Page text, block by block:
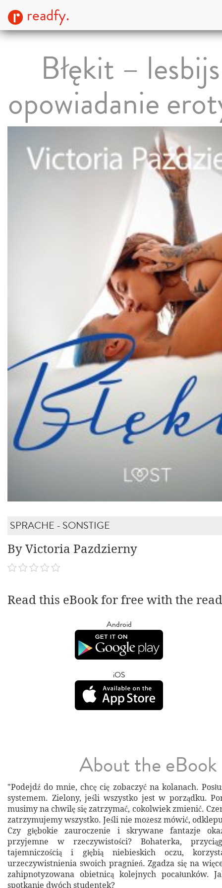
readfy.
Błękit –
opowiadanie
SPRACHE - SONSTIGE
By Victoria Pazdzierny
Read this eBook for free with the
Android
iOS
About the eBook
"Podejdź do mnie, chcę cię zobaczyć na kolanach.
systemem. Zielony, jeśli wszystko jest w porządku.
musimy na chwilę się zatrzymać, cokolwiek zmienić.
zatrzymujemy wszystko. Jeśli nie możesz mówić,
Czy głębokie zauroczenie i skrywane fantazje
przyjemne w rzeczywistości? Bohaterka,
tajemniczością i głębią niebieskich oczu,
urzeczywistnienia swoich pragnień. Zgadza się na
zahipnotyzowana obietnicą kolejnych pocałunków.
spotkanie dwóch studentek?